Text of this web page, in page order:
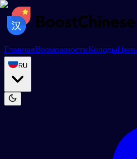
ГлавнаяВозможностиКолоды
RU